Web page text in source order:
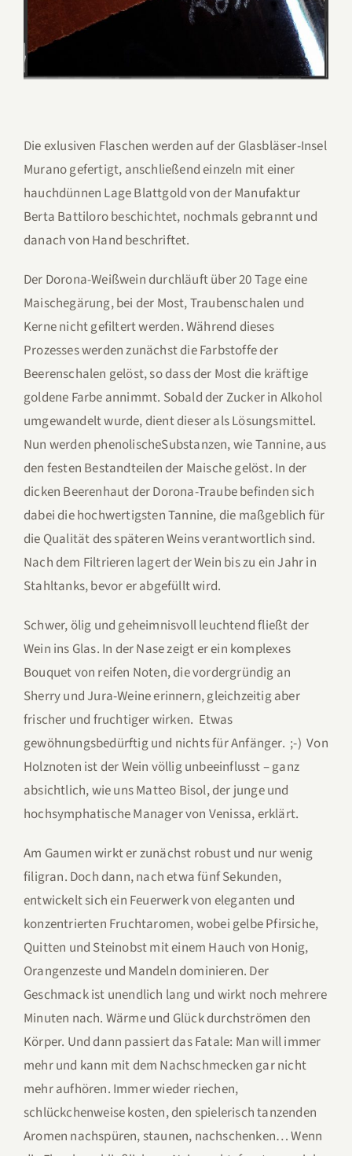
Die exlusiven Flaschen werden auf der Glasbläser-Insel
Murano gefertigt, anschließend einzeln mit einer
hauchdünnen Lage Blattgold von der Manufaktur
Berta Battiloro beschichtet, nochmals gebrannt und
danach von Hand beschriftet.
Der Dorona-Weißwein durchläuft über 20 Tage eine
Maischegärung, bei der Most, Traubenschalen und
Kerne nicht gefiltert werden. Während dieses
Prozesses werden zunächst die Farbstoffe der
Beerenschalen gelöst, so dass der Most die kräftige
goldene Farbe annimmt. Sobald der Zucker in Alkohol
umgewandelt wurde, dient dieser als Lösungsmittel.
Nun werden phenolischeSubstanzen, wie Tannine, aus
den festen Bestandteilen der Maische gelöst. In der
dicken Beerenhaut der Dorona-Traube befinden sich
dabei die hochwertigsten Tannine, die maßgeblich für
die Qualität des späteren Weins verantwortlich sind.
Nach dem Filtrieren lagert der Wein bis zu ein Jahr in
Stahltanks, bevor er abgefüllt wird.
Schwer, ölig und geheimnisvoll leuchtend fließt der
Wein ins Glas. In der Nase zeigt er ein komplexes
Bouquet von reifen Noten, die vordergründig an
Sherry und Jura-Weine erinnern, gleichzeitig aber
frischer und fruchtiger wirken. Etwas
gewöhnungsbedürftig und nichts für Anfänger. ;-) Von
Holznoten ist der Wein völlig unbeeinflusst – ganz
absichtlich, wie uns Matteo Bisol, der junge und
hochsymphatische Manager von Venissa, erklärt.
Am Gaumen wirkt er zunächst robust und nur wenig
filigran. Doch dann, nach etwa fünf Sekunden,
entwickelt sich ein Feuerwerk von eleganten und
konzentrierten Fruchtaromen, wobei gelbe Pfirsiche,
Quitten und Steinobst mit einem Hauch von Honig,
Orangenzeste und Mandeln dominieren. Der
Geschmack ist unendlich lang und wirkt noch mehrere
Minuten nach. Wärme und Glück durchströmen den
Körper. Und dann passiert das Fatale: Man will immer
mehr und kann mit dem Nachschmecken gar nicht
mehr aufhören. Immer wieder riechen,
schlückchenweise kosten, den spielerisch tanzenden
Aromen nachspüren, staunen, nachschenken… Wenn